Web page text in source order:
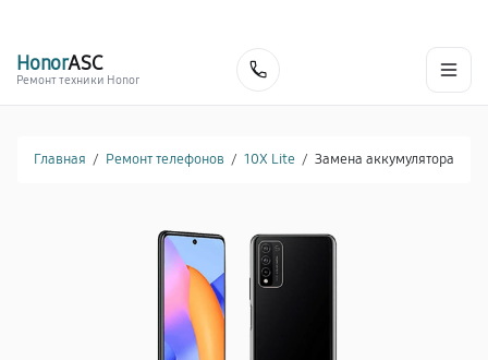
HonorASC
Ремонт техники Honor
Главная / Ремонт телефонов / 10X Lite / Замена аккумулятора